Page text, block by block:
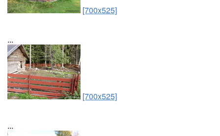
[700x525]
...
[700x525]
...